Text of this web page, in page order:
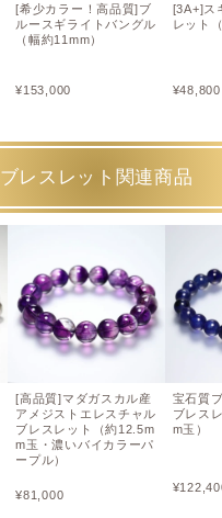
[希少カラー！高品質]ブ
ルースギライトバングル
（幅約11mm）
¥153,000
[3A+]ス
レット
¥48,800
ブレスレット関連商品
[高品質]マダガスカル産
アメジストエレスチャル
ブレスレット（約12.5m
m玉・濃いバイカラーパ
ープル）
¥81,000
宝石質
ブレス
m玉）
¥